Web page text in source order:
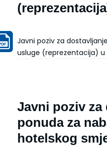
Javni poziv za
usluge (reprezentacija) u
Javni poziv
ponuda za
hotelskog